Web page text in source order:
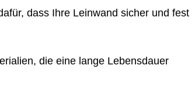
dass Ihre Leinwand sicher und fest
die eine lange Lebensdauer